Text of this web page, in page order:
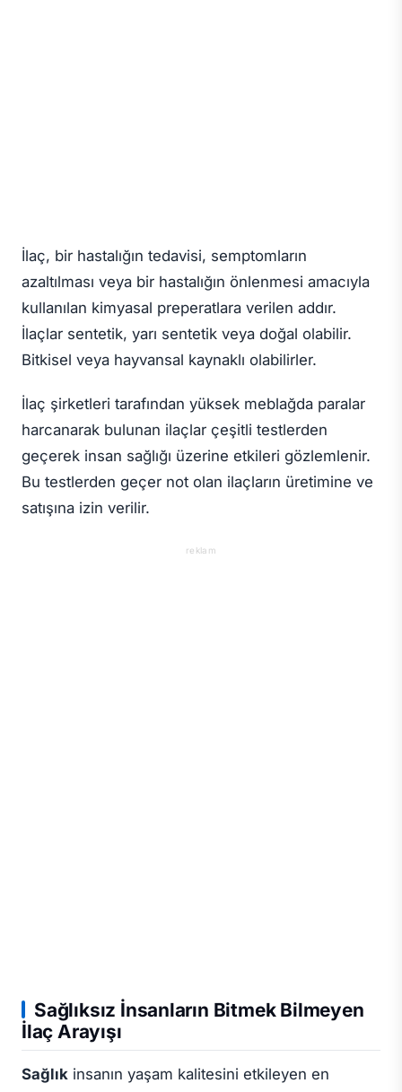
İlaç, bir hastalığın tedavisi, semptomların
azaltılması veya bir hastalığın önlenmesi amacıyla
kullanılan kimyasal preperatlara verilen addır.
İlaçlar sentetik, yarı sentetik veya doğal olabilir.
Bitkisel veya hayvansal kaynaklı olabilirler.
İlaç şirketleri tarafından yüksek meblağda paralar
harcanarak bulunan ilaçlar çeşitli testlerden
geçerek insan sağlığı üzerine etkileri gözlemlenir.
Bu testlerden geçer not olan ilaçların üretimine ve
satışına izin verilir.
reklam
Sağlıksız İnsanların Bitmek Bilmeyen
İlaç Arayışı
Sağlık insanın yaşam kalitesini etkileyen en